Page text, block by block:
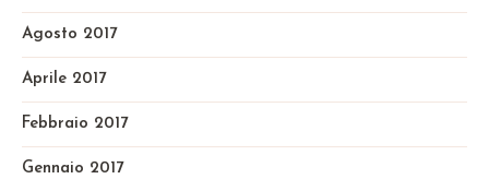
Agosto 2017
Aprile 2017
Febbraio 2017
Gennaio 2017